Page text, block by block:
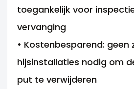
toegankelijk voor
vervanging
• Kostenbesparend: geen
hijsinstallaties nodig om
put te verwijderen